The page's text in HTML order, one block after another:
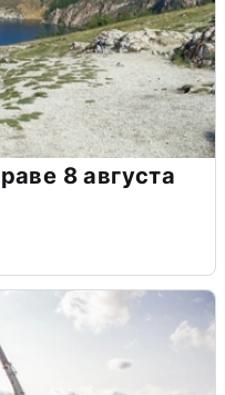
8 августа